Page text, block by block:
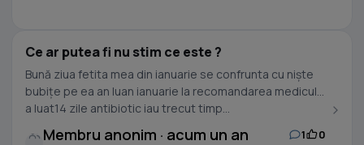
Ce ar putea fi nu stim ce este ?
Bună ziua fetita mea din ianuarie se confrunta cu niște
bubițe pe ea an luan ianuarie la recomandarea medicului
a luat14 zile antibiotic iau trecut timp...
Membru anonim · acum un an 1 0